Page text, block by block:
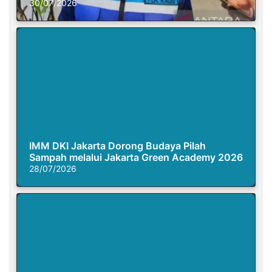
30/07/2026
IMM DKI Jakarta Dorong Budaya Pilah
Sampah melalui Jakarta Green Academy 2026
28/07/2026